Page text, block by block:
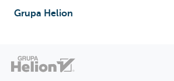
Grupa Helion